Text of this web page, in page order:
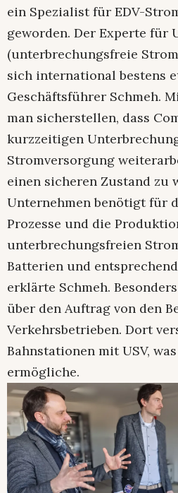
ein Spezialist für EDV-
geworden. Der Experte für
(unterbrechungsfreie
sich international bestens
Geschäftsführer Schmeh.
man sicherstellen, dass
kurzzeitigen
Stromversorgung
einen sicheren Zustand zu
Unternehmen benötigt für
Prozesse und die
unterbrechungsfreien
Batterien und
erklärte Schmeh.
über den Auftrag von den
Verkehrsbetrieben. Dort
Bahnstationen mit USV,
ermögliche.